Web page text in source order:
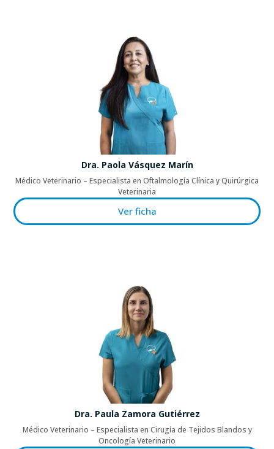
Dra. Paola Vásquez Marín
Médico Veterinario – Especialista en Oftalmología Clínica y Quirúrgica
Veterinaria
Ver ficha
Dra. Paula Zamora Gutiérrez
Médico Veterinario – Especialista en Cirugía de Tejidos Blandos y
Oncología Veterinario